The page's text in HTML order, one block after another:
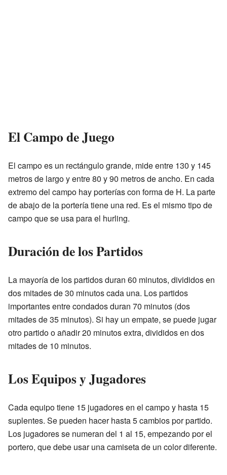
El Campo de Juego
El campo es un rectángulo grande, mide entre 130 y 145
metros de largo y entre 80 y 90 metros de ancho. En cada
extremo del campo hay porterías con forma de H. La parte
de abajo de la portería tiene una red. Es el mismo tipo de
campo que se usa para el hurling.
Duración de los Partidos
La mayoría de los partidos duran 60 minutos, divididos en
dos mitades de 30 minutos cada una. Los partidos
importantes entre condados duran 70 minutos (dos
mitades de 35 minutos). Si hay un empate, se puede jugar
otro partido o añadir 20 minutos extra, divididos en dos
mitades de 10 minutos.
Los Equipos y Jugadores
Cada equipo tiene 15 jugadores en el campo y hasta 15
suplentes. Se pueden hacer hasta 5 cambios por partido.
Los jugadores se numeran del 1 al 15, empezando por el
portero, que debe usar una camiseta de un color diferente.